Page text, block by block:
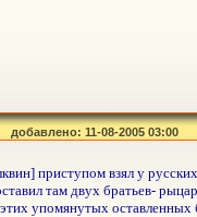
добавлено: 11-08-2005 03:00
приступом взял у
там двух братьев-
упомянутых оставленных